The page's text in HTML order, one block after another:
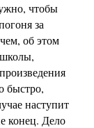
чтобы
за
об этом
быстро,
наступит
конец. Дело